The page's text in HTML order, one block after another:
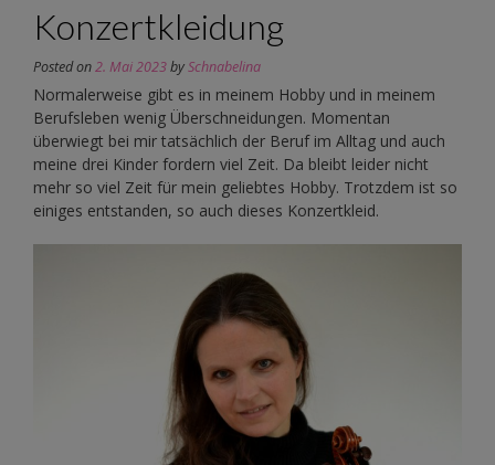
Konzertkleidung
Posted on2. Mai 2023bySchnabelina
Normalerweise gibt es in meinem Hobby und in meinem
Berufsleben wenig Überschneidungen. Momentan
überwiegt bei mir tatsächlich der Beruf im Alltag und auch
meine drei Kinder fordern viel Zeit. Da bleibt leider nicht
mehr so viel Zeit für mein geliebtes Hobby. Trotzdem ist so
einiges entstanden, so auch dieses Konzertkleid.